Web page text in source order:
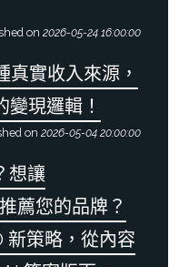
on 2026-05-24 16:00:00
真實收入來源，
現邏輯！
on 2026-05-04 20:00:00
想讓
薦您的品牌？
新策略，從內容